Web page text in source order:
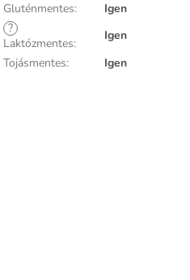
Gluténmentes:
Igen
?
Laktózmentes:
Igen
Tojásmentes: Igen